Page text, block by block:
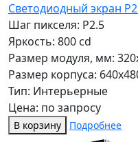
Светодиодный экран
Шаг пикселя: P2.5
Яркость: 800 cd
Размер модуля, мм:
Размер корпуса:
Тип: Интерьерные
Цена: по запросу
В корзину Подробнее